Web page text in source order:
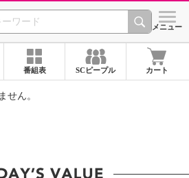
CHANNEL ショッ
メニュー
番組表 SCピープル カート
せん。